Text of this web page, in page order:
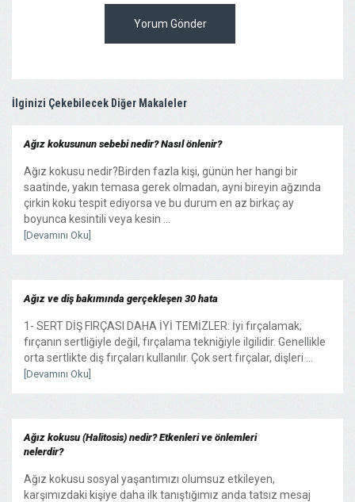
Yorum Gönder
İlginizi Çekebilecek Diğer Makaleler
Ağız kokusunun sebebi nedir? Nasıl önlenir?
Ağız kokusu nedir?Birden fazla kişi, günün her hangi bir
saatinde, yakın temasa gerek olmadan, ayni bireyin ağzında
çirkin koku tespit ediyorsa ve bu durum en az birkaç ay
boyunca kesintili veya kesin ...
[Devamını Oku]
Ağız ve diş bakımında gerçekleşen 30 hata
1- SERT DİŞ FIRÇASI DAHA İYİ TEMİZLER: İyi fırçalamak;
fırçanın sertliğiyle değil, fırçalama tekniğiyle ilgilidir. Genellikle
orta sertlikte diş fırçaları kullanılır. Çok sert fırçalar, dişleri ...
[Devamını Oku]
Ağız kokusu (Halitosis) nedir? Etkenleri ve önlemleri
nelerdir?
Ağız kokusu sosyal yaşantımızı olumsuz etkileyen,
karşımızdaki kişiye daha ilk tanıştığımız anda tatsız mesaj